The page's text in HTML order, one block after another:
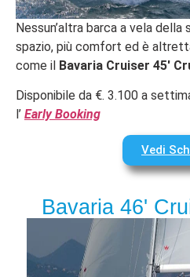
Nessun’altra barca a vela
spazio, più comfort ed è
come il Bavaria Cruiser 45′
Disponibile da €. 3.100 a
l’ Early Booking
Vedi
Bavaria 46'